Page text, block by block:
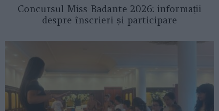
Concursul Miss Badante 2026: informații
despre înscrieri și participare